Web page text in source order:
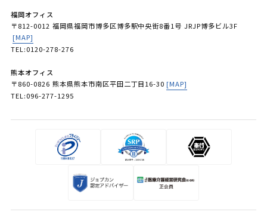
福岡オフィス
〒812-0012 福岡県福岡市博多区博多駅中央街8番1号 JRJP博多ビル3F
[MAP]
TEL:0120-278-276
熊本オフィス
〒860-0826 熊本県熊本市南区平田二丁目16-30 [MAP]
TEL:096-277-1295